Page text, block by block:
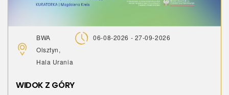
BWA
Olsztyn,
Hala Urania
06-08-2026 - 27-09-2026
WIDOK Z GÓRY